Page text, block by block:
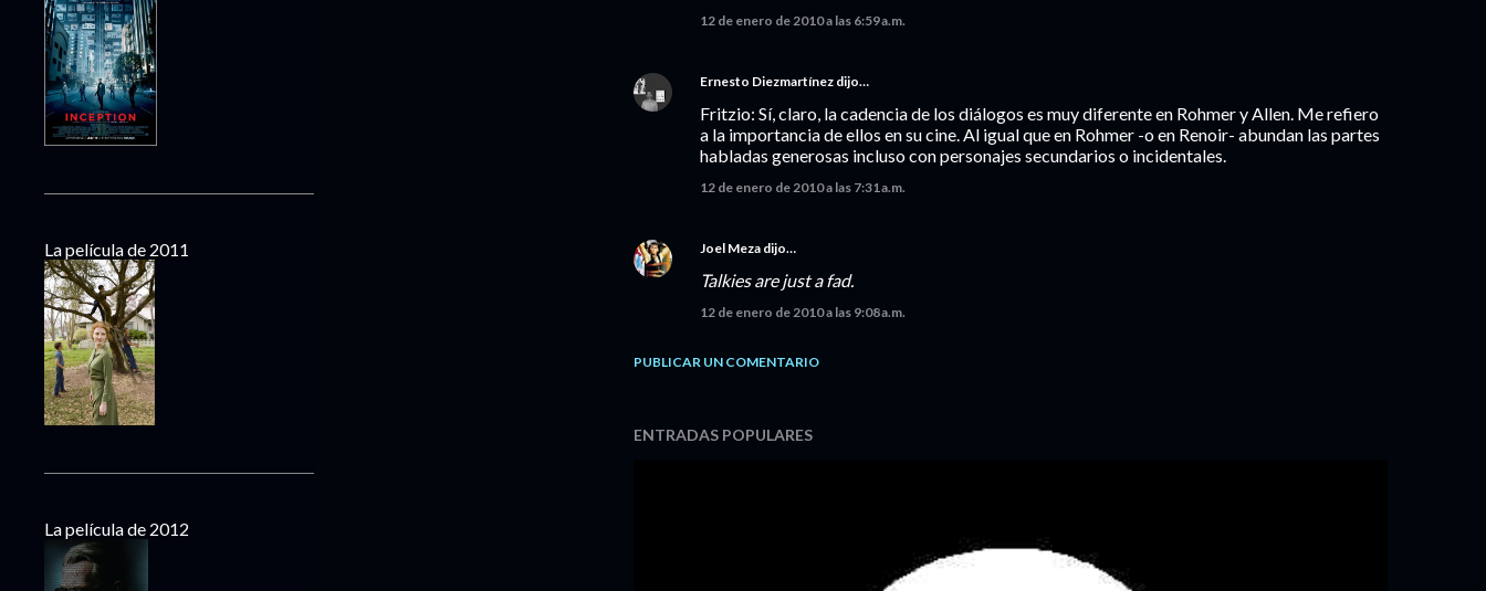
12 de enero de 2010 a las 6:59 a.m.
Ernesto Diezmartínez dijo…
Fritzio: Sí, claro, la cadencia de los diálogos es muy diferente en Rohmer y Allen. Me refiero
a la importancia de ellos en su cine. Al igual que en Rohmer -o en Renoir- abundan las partes
habladas generosas incluso con personajes secundarios o incidentales.
12 de enero de 2010 a las 7:31 a.m.
Joel Meza dijo…
Talkies are just a fad.
12 de enero de 2010 a las 9:08 a.m.
PUBLICAR UN COMENTARIO
ENTRADAS POPULARES
La película de 2011
La película de 2012